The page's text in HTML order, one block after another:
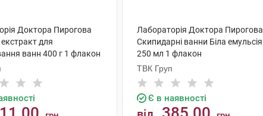
Доктора Пирогова
для
ванн 400 г 1 флакон
Лабораторія Доктора Пирогова
Скипидарні ванни Біла емульсія
250 мл 1 флакон
ТВК Груп
Є в наявності